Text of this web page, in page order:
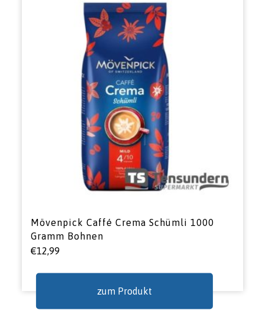
Mövenpick Caffé Crema Schümli 1000
Gramm Bohnen
€12,99
zum Produkt